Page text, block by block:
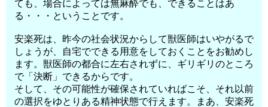
ても、場合によっては無麻酔でも、できることはあ
る・・・ということです。
安楽死は、昨今の社会状況からして獣医師はいやがるで
しょうが、自宅でできる用意をしておくことをお勧めし
ます。獣医師の都合に左右されずに、ギリギリのところ
で「決断」できるからです。
そして、その可能性が確保されていればこそ、それ以前
の選択をゆとりある精神状態で行えます。まあ、安楽死